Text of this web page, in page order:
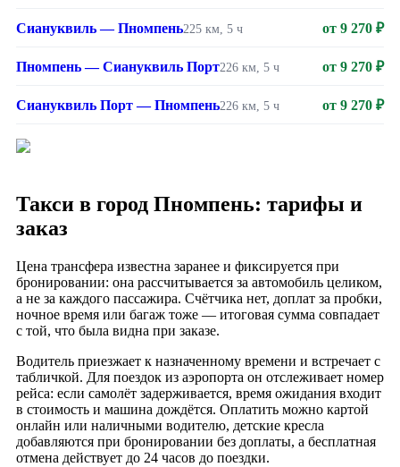
Сиануквиль — Пномпень225 км, 5 ч от 9 270 ₽
Пномпень — Сиануквиль Порт226 км, 5 ч от 9 270 ₽
Сиануквиль Порт — Пномпень226 км, 5 ч от 9 270 ₽
Такси в город Пномпень: тарифы и
заказ
Цена трансфера известна заранее и фиксируется при
бронировании: она рассчитывается за автомобиль целиком,
а не за каждого пассажира. Счётчика нет, доплат за пробки,
ночное время или багаж тоже — итоговая сумма совпадает
с той, что была видна при заказе.
Водитель приезжает к назначенному времени и встречает с
табличкой. Для поездок из аэропорта он отслеживает номер
рейса: если самолёт задерживается, время ожидания входит
в стоимость и машина дождётся. Оплатить можно картой
онлайн или наличными водителю, детские кресла
добавляются при бронировании без доплаты, а бесплатная
отмена действует до 24 часов до поездки.